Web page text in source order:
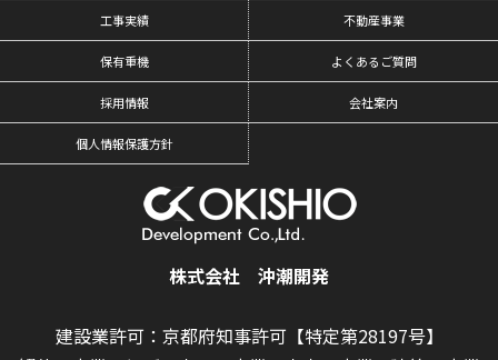
工事実績 不動産事業
保有重機 よくあるご質問
採用情報 会社案内
個人情報保護方針
株式会社 沖潮開発
建設業許可：京都府知事許可【特定第28197号】